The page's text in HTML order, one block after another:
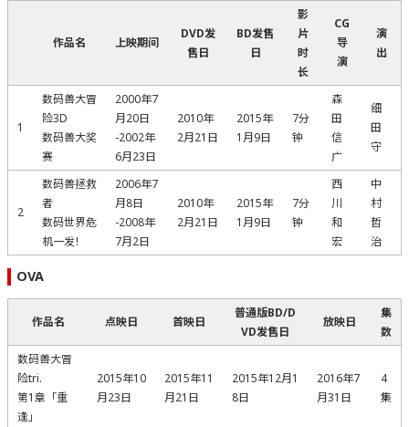
作品名 上映期间
DVD发
售日
BD发售
日
影
片
时
长
CG
导
演
演
出
1
数码兽大冒
险3D
数码兽大奖
赛
2000年7
月20日
-2002年
6月23日
2010年
2月21日
2015年
1月9日
7分
钟
森
田
信
广
细
田
守
2
数码兽拯救
者
数码世界危
机一发！
2006年7
月8日
-2008年
7月2日
2010年
2月21日
2015年
1月9日
7分
钟
西
川
和
宏
中
村
哲
治
OVA
作品名 点映日 首映日
普通版BD/D
VD发售日
放映日
集
数
数码兽大冒
险tri.
第1章「重
逢」
2015年10
月23日
2015年11
月21日
2015年12月1
8日
2016年7
月31日
4
集